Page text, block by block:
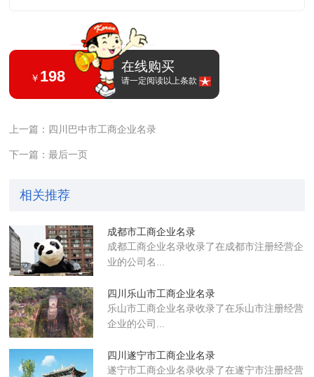
￥ 198
在线购买
请一定阅读以上条款
上一篇：四川巴中市工商企业名录
下一篇：最后一页
相关推荐
成都市工商企业名录
成都工商企业名录收录了在成都市注册经营企
业的公司名...
四川乐山市工商企业名录
乐山市工商企业名录收录了在乐山市注册经营
企业的公司...
四川遂宁市工商企业名录
遂宁市工商企业名录收录了在遂宁市注册经营